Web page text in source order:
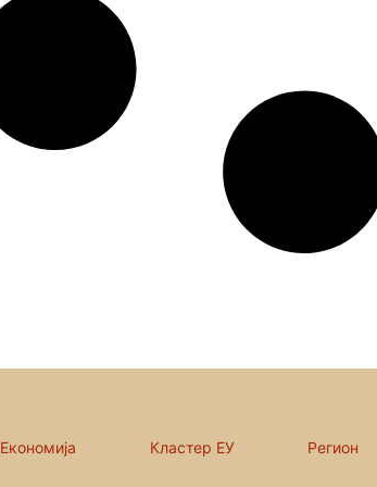
Економија Кластер ЕУ Регион